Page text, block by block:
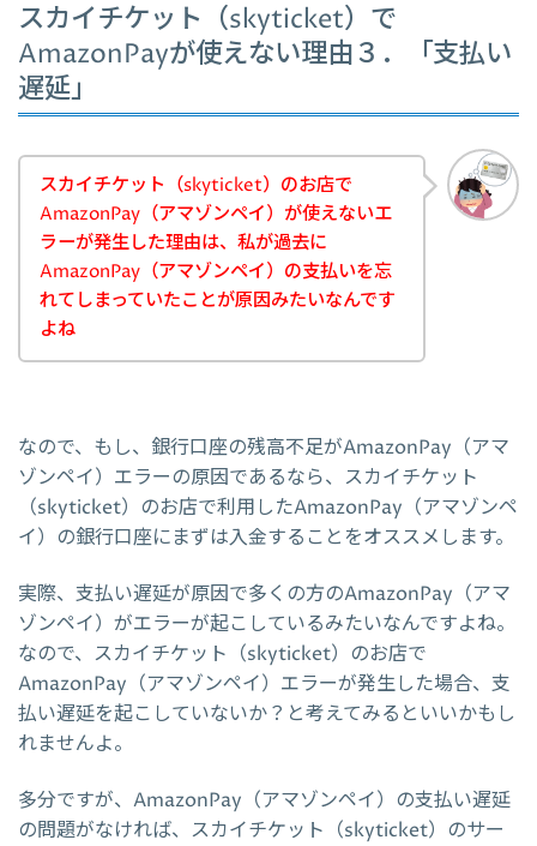
スカイチケット（skyticket）で
AmazonPayが使えない理由３．「支払い
遅延」
スカイチケット（skyticket）のお店で
AmazonPay（アマゾンペイ）が使えないエ
ラーが発生した理由は、私が過去に
AmazonPay（アマゾンペイ）の支払いを忘
れてしまっていたことが原因みたいなんです
よね
なので、もし、銀行口座の残高不足がAmazonPay（アマ
ゾンペイ）エラーの原因であるなら、スカイチケット
（skyticket）のお店で利用したAmazonPay（アマゾンペ
イ）の銀行口座にまずは入金することをオススメします。
実際、支払い遅延が原因で多くの方のAmazonPay（アマ
ゾンペイ）がエラーが起こしているみたいなんですよね。
なので、スカイチケット（skyticket）のお店で
AmazonPay（アマゾンペイ）エラーが発生した場合、支
払い遅延を起こしていないか？と考えてみるといいかもし
れませんよ。
多分ですが、AmazonPay（アマゾンペイ）の支払い遅延
の問題がなければ、スカイチケット（skyticket）のサー